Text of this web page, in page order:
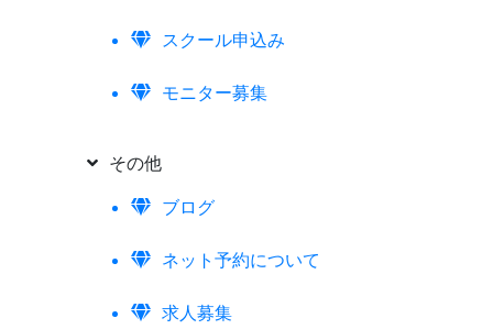
スクール申込み
モニター募集
その他
ブログ
ネット予約について
求人募集